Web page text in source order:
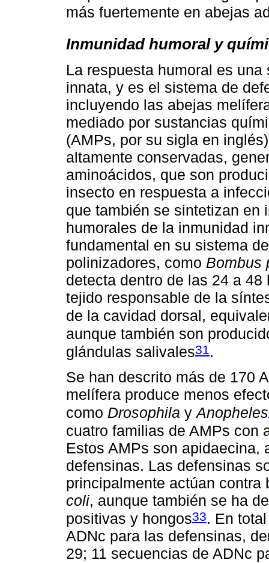
más fuertemente en abejas
Inmunidad humoral y
La respuesta humoral es
innata, y es el sistema de
incluyendo las abejas
mediado por sustancias
(AMPs, por su sigla en
altamente conservadas,
aminoácidos, que son
insecto en respuesta a
que también se sintetizan en
humorales de la inmunidad
fundamental en su sistema
polinizadores, como Bombus
detecta dentro de las 24 a
tejido responsable de la
de la cavidad dorsal,
aunque también son
glándulas salivales31.
Se han descrito más de 170
melífera produce menos
como Drosophila yAnopheles
cuatro familias de AMPs con
Estos AMPs son apidaecina,
defensinas. Las defensinas
principalmente actúan
coli, aunque también se ha
positivas y hongos33. En
ADNc para las defensinas,
29; 11 secuencias de ADNc